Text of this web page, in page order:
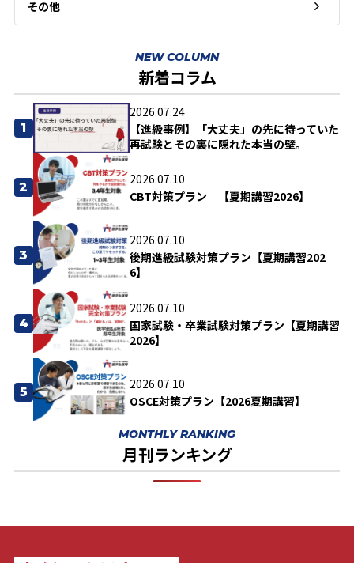
その他
NEW COLUMN
新着コラム
1
2026.07.24
【進級事例】「大丈夫」の先に待っていた
再試験とその裏に隠れた本当の壁。
2
2026.07.10
CBT対策プラン 【夏期講習2026】
3
2026.07.10
後期進級試験対策プラン【夏期講習202
6】
4
2026.07.10
国家試験・卒業試験対策プラン【夏期講習
2026】
5
2026.07.10
OSCE対策プラン【2026夏期講習】
MONTHLY RANKING
月刊ランキング